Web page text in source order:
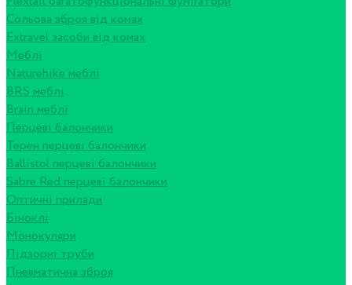
Сольова зброя від комах
Extravel засоби від комах
Меблі
Naturehike меблі
BRS меблі
Brain меблі
Перцеві балончики
Терен перцеві балончики
Ballistol перцеві балончики
Sabre Red перцеві балончики
Оптичні прилади
Біноклі
Монокуляри
Підзорні труби
Пневматична зброя